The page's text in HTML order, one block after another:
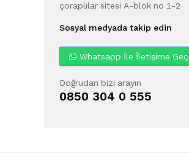
çoraplılar sitesi A-blok no 1-2
Sosyal medyada takip edin
Whatsapp İle İletişime Geç
Doğrudan bizi arayın
0850 304 0 555